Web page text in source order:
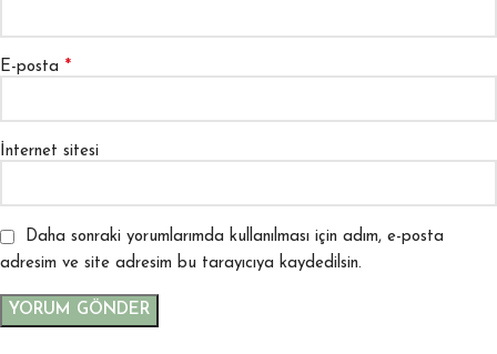
E-posta *
İnternet sitesi
Daha sonraki yorumlarımda kullanılması için adım, e-posta
adresim ve site adresim bu tarayıcıya kaydedilsin.